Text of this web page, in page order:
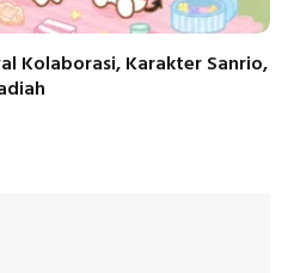
Kolaborasi, Karakter Sanrio,